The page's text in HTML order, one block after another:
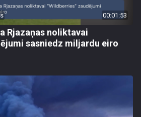
00:01:53
Rjazaņas noliktavai
sasniedz miljardu eiro